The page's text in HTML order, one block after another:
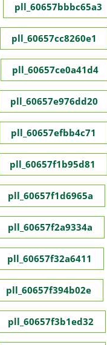
pll_60657bbbc65a3
pll_60657cc8260e1
pll_60657ce0a41d4
pll_60657e976dd20
pll_60657efbb4c71
pll_60657f1b95d81
pll_60657f1d6965a
pll_60657f2a9334a
pll_60657f32a6411
pll_60657f394b02e
pll_60657f3b1ed32